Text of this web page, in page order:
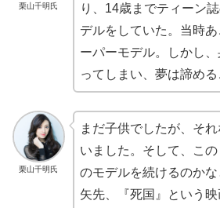
栗山千明氏
り、14歳までティーン
デルをしていた。当時
ーパーモデル。しかし
ってしまい、夢は諦める
栗山千明氏
まだ子供でしたが、そ
いました。そして、こ
のモデルを続けるのか
矢先、『死国』という